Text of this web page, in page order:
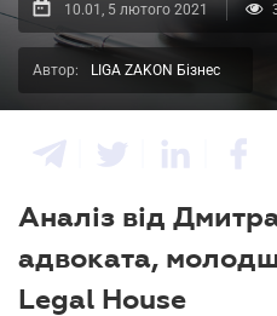
10.01, 5 лютого 2021
Автор: LIGA ZAKON Бізнес
Аналіз від
адвоката,
Legal House